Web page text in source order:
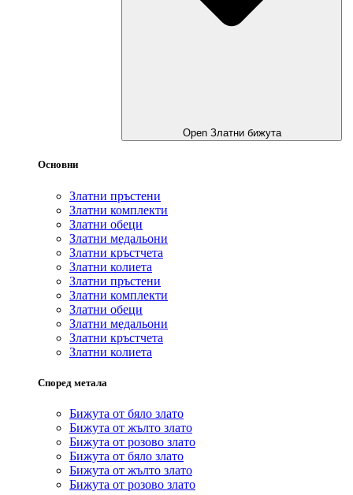
Open Златни бижута
Основни
Златни пръстени
Златни комплекти
Златни обеци
Златни медальони
Златни кръстчета
Златни колиета
Златни пръстени
Златни комплекти
Златни обеци
Златни медальони
Златни кръстчета
Златни колиета
Според метала
Бижута от бяло злато
Бижута от жълто злато
Бижута от розово злато
Бижута от бяло злато
Бижута от жълто злато
Бижута от розово злато